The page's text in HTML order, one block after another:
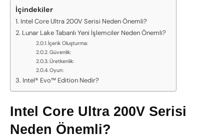
İçindekiler
Intel Core Ultra 200V Serisi Neden Önemli?
Lunar Lake Tabanlı Yeni İşlemciler Neden Önemli?
İçerik Oluşturma:
Güvenlik:
Üretkenlik:
Oyun:
Intel® Evo™ Edition Nedir?
Intel Core Ultra 200V Serisi
Neden Önemli?